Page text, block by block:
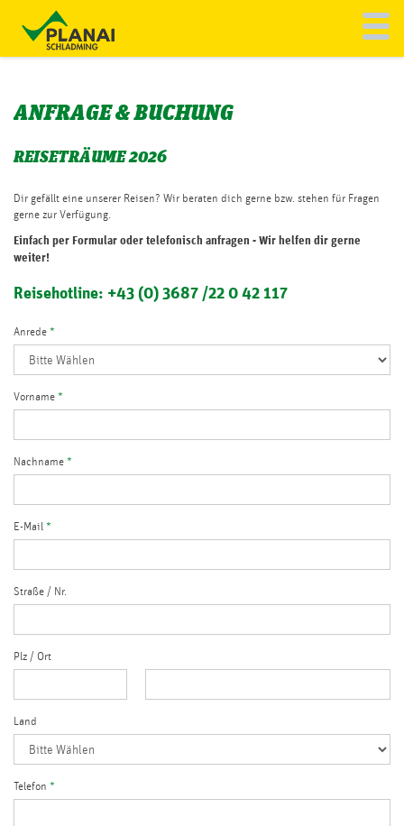
ANFRAGE & BUCHUNG
REISETRÄUME 2026
Dir gefällt eine unserer Reisen? Wir beraten dich gerne bzw. stehen für Fragen
gerne zur Verfügung.
Einfach per Formular oder telefonisch anfragen - Wir helfen dir gerne
weiter!
Reisehotline: +43 (0) 3687 /22 0 42 117
Anrede*
Vorname*
Nachname*
E-Mail*
Straße / Nr.
Plz / Ort
Land
Telefon *
SERVICE
PLANAI BUSFLOTTE